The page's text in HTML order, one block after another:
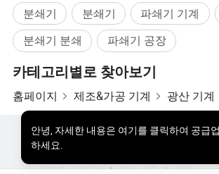
높은 효율성의 작업 원리 작은 자갈
분쇄기 분쇄기 파쇄기 기계
분쇄기 분쇄
파쇄기 공장
카테고리별로 찾아보기
홈페이지 제조&가공 기계 광산 기계
안녕, 자세한 내용은 여기를 클릭하여 공급
하세요.
핫한 제품 핫 제품 가격 도매 핫 제품